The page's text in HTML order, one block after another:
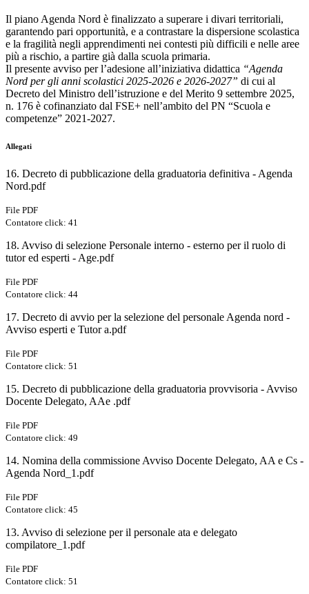
Il piano Agenda Nord è finalizzato a superare i divari territoriali,
garantendo pari opportunità, e a contrastare la dispersione scolastica
e la fragilità negli apprendimenti nei contesti più difficili e nelle aree
più a rischio, a partire già dalla scuola primaria.
Il presente avviso per l’adesione all’iniziativa didattica “Agenda
Nord per gli anni scolastici 2025-2026 e 2026-2027” di cui al
Decreto del Ministro dell’istruzione e del Merito 9 settembre 2025,
n. 176 è cofinanziato dal FSE+ nell’ambito del PN “Scuola e
competenze” 2021-2027.
Allegati
16. Decreto di pubblicazione della graduatoria definitiva - Agenda
Nord.pdf
File PDF
Contatore click: 41
18. Avviso di selezione Personale interno - esterno per il ruolo di
tutor ed esperti - Age.pdf
File PDF
Contatore click: 44
17. Decreto di avvio per la selezione del personale Agenda nord -
Avviso esperti e Tutor a.pdf
File PDF
Contatore click: 51
15. Decreto di pubblicazione della graduatoria provvisoria - Avviso
Docente Delegato, AAe .pdf
File PDF
Contatore click: 49
14. Nomina della commissione Avviso Docente Delegato, AA e Cs -
Agenda Nord_1.pdf
File PDF
Contatore click: 45
13. Avviso di selezione per il personale ata e delegato
compilatore_1.pdf
File PDF
Contatore click: 51